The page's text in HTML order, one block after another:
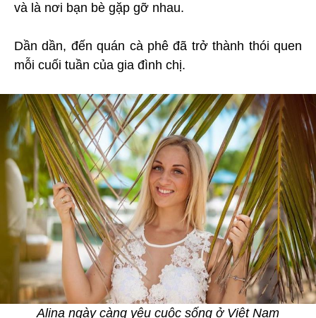
và là nơi bạn bè gặp gỡ nhau.
Dần dần, đến quán cà phê đã trở thành thói quen
mỗi cuối tuần của gia đình chị.
Alina ngày càng yêu cuộc sống ở Việt Nam